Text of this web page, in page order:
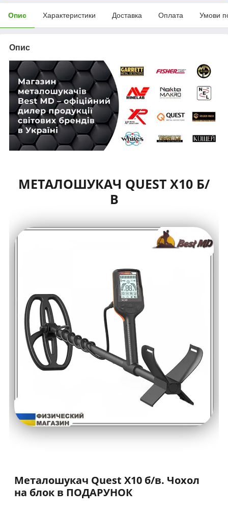
Опис Характеристики Доставка Оплата Умови
Опис
МЕТАЛОШУКАЧ QUEST X10 Б/
В
Металошукач Quest X10 б/в. Чохол
на блок в ПОДАРУНОК